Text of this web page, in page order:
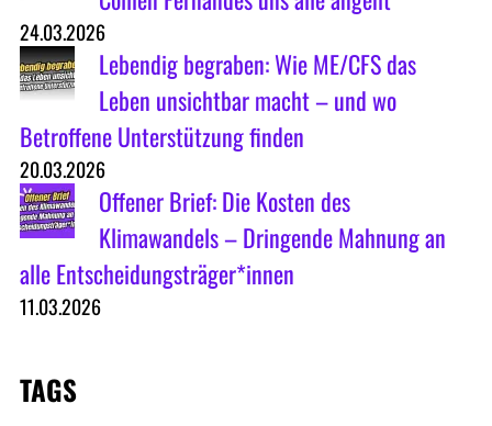
24.03.2026
Lebendig begraben: Wie ME/CFS das
Leben unsichtbar macht – und wo
Betroffene Unterstützung finden
20.03.2026
Offener Brief: Die Kosten des
Klimawandels – Dringende Mahnung an
alle Entscheidungsträger*innen
11.03.2026
TAGS